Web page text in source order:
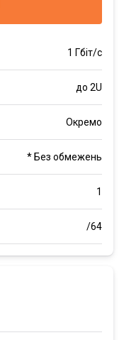
1 Гбіт/с
до 2U
Окремо
* Без обмежень
1
/64